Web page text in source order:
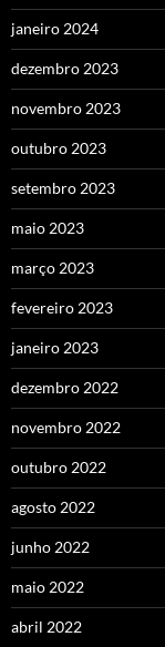
janeiro 2024
dezembro 2023
novembro 2023
outubro 2023
setembro 2023
maio 2023
março 2023
fevereiro 2023
janeiro 2023
dezembro 2022
novembro 2022
outubro 2022
agosto 2022
junho 2022
maio 2022
abril 2022